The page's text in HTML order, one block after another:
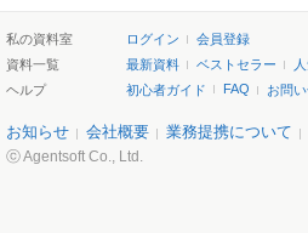
私の資料室 ログイン
会員登録
資料一覧
最新資料 ベストセラー
ヘルプ
初心者ガイド FAQ お問
お知らせ 会社概要 業務提携について
ⓒ Agentsoft Co., Ltd.